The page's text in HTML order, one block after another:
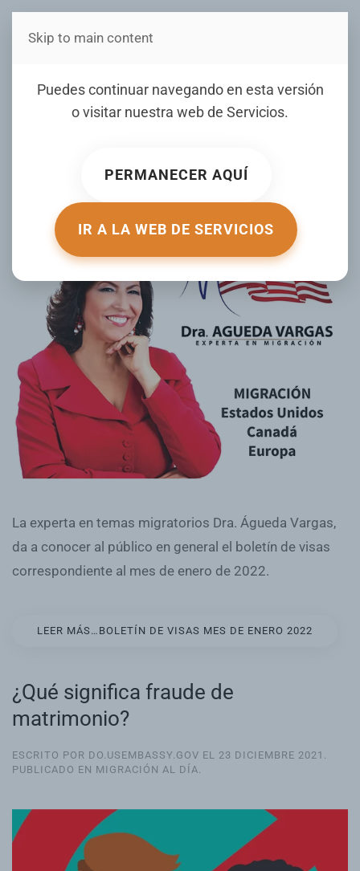
Estás en Telenord Medios
Puedes continuar navegando en esta versión
o visitar nuestra web de Servicios.
PERMANECER AQUÍ
IR A LA WEB DE SERVICIOS
Skip to main content
23 DICIEMBRE 2021
La experta en temas migratorios Dra. Águeda Vargas,
da a conocer al público en general el boletín de visas
correspondiente al mes de enero de 2022.
LEER MÁS…BOLETÍN DE VISAS MES DE ENERO 2022
¿Qué significa fraude de
matrimonio?
ESCRITO POR DO.USEMBASSY.GOV EL 23 DICIEMBRE 2021
PUBLICADO EN MIGRACIÓN AL DÍA